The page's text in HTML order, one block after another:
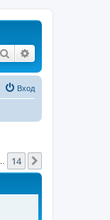
Поиск
Вход
14